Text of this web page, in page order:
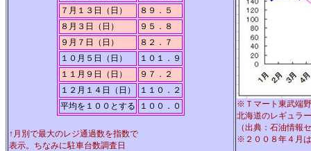
７月１３日（日）
８９．５
８月３日（日）
９５．８
９月７日（日）
８２．７
１０月５日（日）
１０１．９
１１月９日（日）
９７．２
１２月１４日（日）
１１０．２
平均を１００とする
１００．０
↑月別で最大のレジ通過数を指数で
表示。 ちなみに駐車台数調査日
※Ｔマート東武端
北海道のレギュラ
（出典：石油情報
※２００８年４月